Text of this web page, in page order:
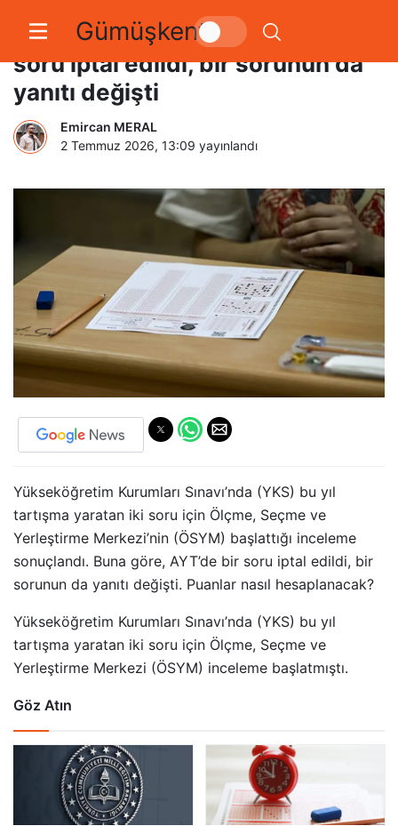
Gümüşkent
ÖSYM açıkladı. YKS AYT’de bir
soru iptal edildi, bir sorunun da
yanıtı değişti
Emircan MERAL
2 Temmuz 2026, 13:09 yayınlandı
Yükseköğretim Kurumları Sınavı’nda (YKS) bu yıl
tartışma yaratan iki soru için Ölçme, Seçme ve
Yerleştirme Merkezi’nin (ÖSYM) başlattığı inceleme
sonuçlandı. Buna göre, AYT’de bir soru iptal edildi, bir
sorunun da yanıtı değişti. Puanlar nasıl hesaplanacak?
Yükseköğretim Kurumları Sınavı’nda (YKS) bu yıl
tartışma yaratan iki soru için Ölçme, Seçme ve
Yerleştirme Merkezi (ÖSYM) inceleme başlatmıştı.
Göz Atın